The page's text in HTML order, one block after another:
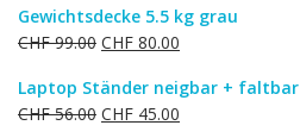
Gewichtsdecke 5.5 kg grau
CHF99.00 Ursprünglicher
war:
CHF 99.00
CHF 80.00
ist:
CHF 80.00.
Laptop Ständer neigbar + faltbar
CHF56.00 Ursprünglicher
CHF 45.00